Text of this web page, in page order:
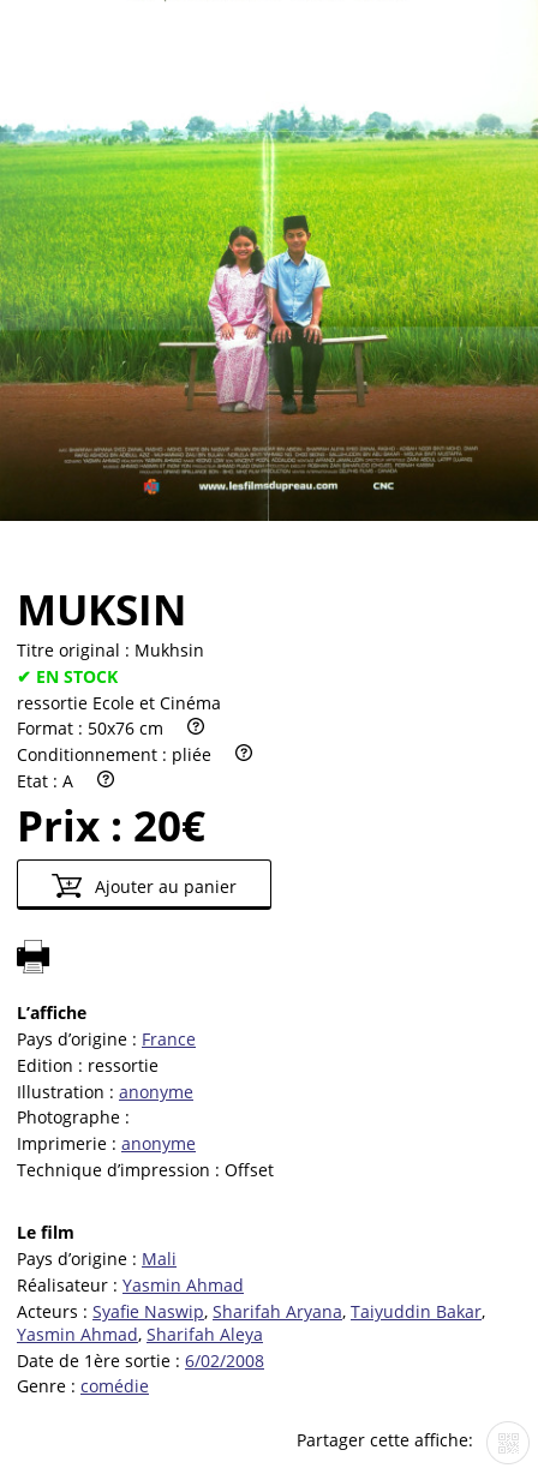
MUKSIN
Titre original : Mukhsin
✔ EN STOCK
ressortie Ecole et Cinéma
Format : 50x76 cm
Conditionnement : pliée
Etat : A
Prix : 20€
Ajouter au panier
L’affiche
Pays d’origine : France
Edition : ressortie
Illustration : anonyme
Photographe :
Imprimerie : anonyme
Technique d’impression : Offset
Le film
Pays d’origine : Mali
Réalisateur : Yasmin Ahmad
Acteurs : Syafie Naswip, Sharifah Aryana, Taiyuddin Bakar,
Yasmin Ahmad, Sharifah Aleya
Date de 1ère sortie : 6/02/2008
Genre : comédie
Partager cette affiche: